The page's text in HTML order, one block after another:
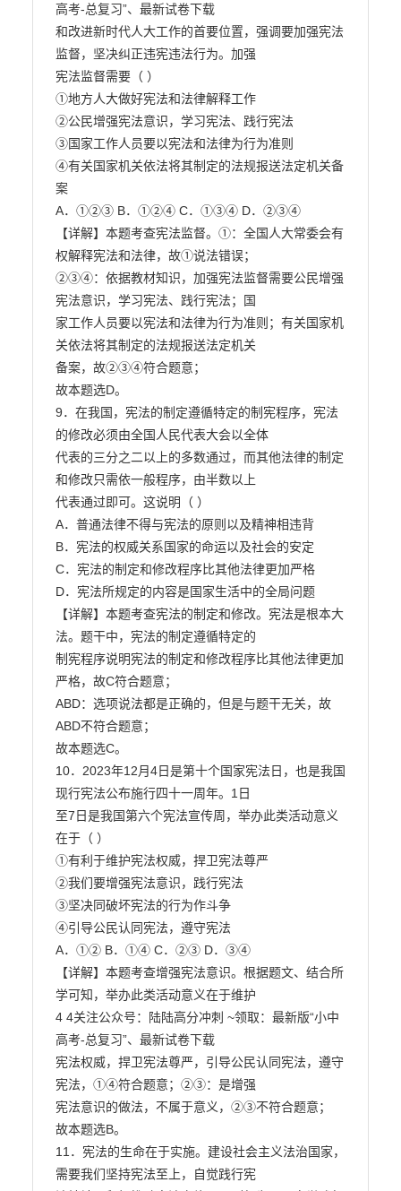
高考-总复习”、最新试卷下载
和改进新时代人大工作的首要位置，强调要加强宪法
监督，坚决纠正违宪违法行为。加强
宪法监督需要（ ）
①地方人大做好宪法和法律解释工作
②公民增强宪法意识，学习宪法、践行宪法
③国家工作人员要以宪法和法律为行为准则
④有关国家机关依法将其制定的法规报送法定机关备
案
A．①②③ B．①②④ C．①③④ D．②③④
【详解】本题考查宪法监督。①：全国人大常委会有
权解释宪法和法律，故①说法错误；
②③④：依据教材知识，加强宪法监督需要公民增强
宪法意识，学习宪法、践行宪法；国
家工作人员要以宪法和法律为行为准则；有关国家机
关依法将其制定的法规报送法定机关
备案，故②③④符合题意；
故本题选D。
9．在我国，宪法的制定遵循特定的制宪程序，宪法
的修改必须由全国人民代表大会以全体
代表的三分之二以上的多数通过，而其他法律的制定
和修改只需依一般程序，由半数以上
代表通过即可。这说明（ ）
A．普通法律不得与宪法的原则以及精神相违背
B．宪法的权威关系国家的命运以及社会的安定
C．宪法的制定和修改程序比其他法律更加严格
D．宪法所规定的内容是国家生活中的全局问题
【详解】本题考查宪法的制定和修改。宪法是根本大
法。题干中，宪法的制定遵循特定的
制宪程序说明宪法的制定和修改程序比其他法律更加
严格，故C符合题意；
ABD：选项说法都是正确的，但是与题干无关，故
ABD不符合题意；
故本题选C。
10．2023年12月4日是第十个国家宪法日，也是我国
现行宪法公布施行四十一周年。1日
至7日是我国第六个宪法宣传周，举办此类活动意义
在于（ ）
①有利于维护宪法权威，捍卫宪法尊严
②我们要增强宪法意识，践行宪法
③坚决同破坏宪法的行为作斗争
④引导公民认同宪法，遵守宪法
A．①② B．①④ C．②③ D．③④
【详解】本题考查增强宪法意识。根据题文、结合所
学可知，举办此类活动意义在于维护
4 4关注公众号：陆陆高分冲刺 ~领取：最新版“小中
高考-总复习”、最新试卷下载
宪法权威，捍卫宪法尊严，引导公民认同宪法，遵守
宪法，①④符合题意；②③：是增强
宪法意识的做法，不属于意义，②③不符合题意；
故本题选B。
11．宪法的生命在于实施。建设社会主义法治国家，
需要我们坚持宪法至上，自觉践行宪